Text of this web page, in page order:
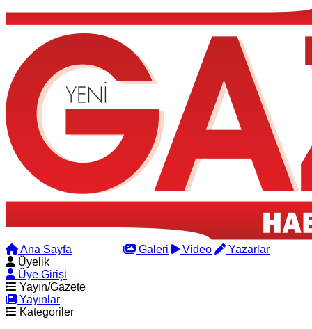
Ana Sayfa Galeri Video
Yazarlar
Üyelik
Üye Girişi
Yayın/Gazete
Yayınlar
Kategoriler